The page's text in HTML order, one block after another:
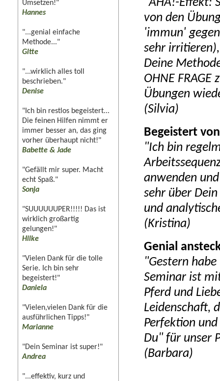
Umsetzen!"
Hannes
"...genial einfache
Methode..."
Gitte
"...wirklich alles toll
beschrieben."
Denise
"Ich bin restlos begeistert...
Die feinen Hilfen nimmt er
immer besser an, das ging
vorher überhaupt nicht!"
Babette & Jade
"Gefällt mir super. Macht
echt Spaß."
Sonja
"SUUUUUUPER!!!!! Das ist
wirklich großartig
gelungen!"
Hilke
"Vielen Dank für die tolle
Serie. Ich bin sehr
begeistert!"
Daniela
"Vielen,vielen Dank für die
ausführlichen Tipps!"
Marianne
"Dein Seminar ist super!"
Andrea
"...effektiv, kurz und
"AHA!-Effekt:
von den
'immun'
sehr
Deine
OHNE FRAGE
Übungen
(Silvia)
Begeistert
"Ich bin
anwenden
sehr über
und
(Kristina)
Genial
"Gestern
Seminar ist
Pferd und
Leidenschaft,
Perfektion
Du" für unser
(Barbara)